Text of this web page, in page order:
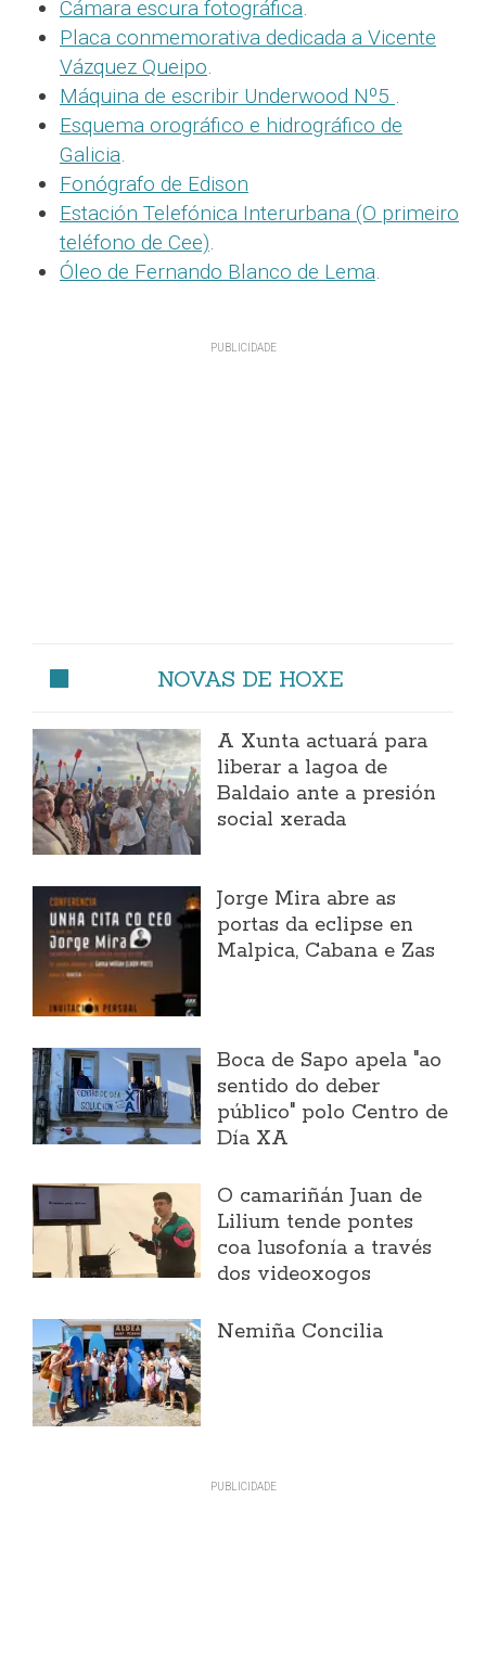
Cámara escura fotográfica.
Placa conmemorativa dedicada a Vicente
Vázquez Queipo.
Máquina de escribir Underwood Nº5 .
Esquema orográfico e hidrográfico de
Galicia.
Fonógrafo de Edison
Estación Telefónica Interurbana (O primeiro
teléfono de Cee).
Óleo de Fernando Blanco de Lema.
NOVAS DE HOXE
A Xunta actuará para
liberar a lagoa de
Baldaio ante a presión
social xerada
Jorge Mira abre as
portas da eclipse en
Malpica, Cabana e Zas
Boca de Sapo apela "ao
sentido do deber
público" polo Centro de
Día XA
O camariñán Juan de
Lilium tende pontes
coa lusofonía a través
dos videoxogos
Nemiña Concilia